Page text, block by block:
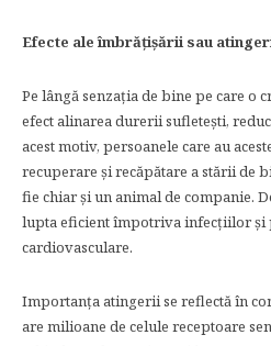
Efecte ale îmbrăţişării sau
Pe lângă senzația de bine pe care o
efect alinarea durerii sufletești,
acest motiv, persoanele care au
recuperare și recăpătare a stării de
fie chiar și un animal de companie.
lupta eficient împotriva infecțiilor și
cardiovasculare.
Importanţa atingerii se reflectă în
are milioane de celule receptoare